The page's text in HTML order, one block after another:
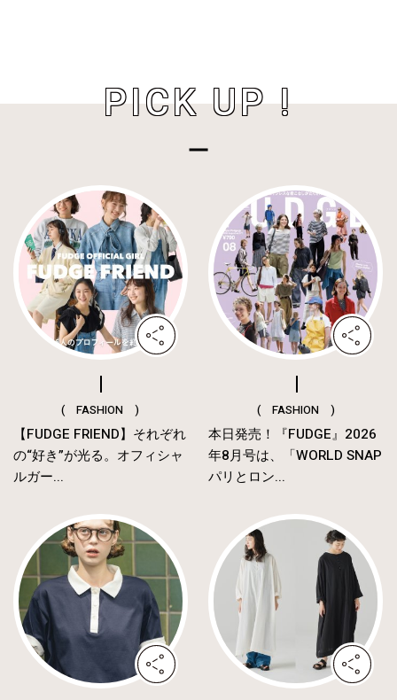
PICK UP !
( FASHION )
【FUDGE FRIEND】それぞれ
の“好き”が光る。オフィシャ
ルガー...
( FASHION )
本日発売！『FUDGE』2026
年8月号は、「WORLD SNAP
パリとロン...